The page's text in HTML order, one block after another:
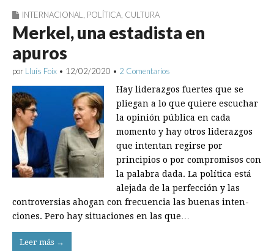
INTERNACIONAL POLÍTICA CULTURA
Merkel, una estadista en
apuros
por Lluís Foix • 12/02/2020 • 2 Comentarios
Hay liderazgos fuertes que se
pliegan a lo que quiere escuchar
la opinión pública en cada
momento y hay otros liderazgos
que intentan regirse por
principios o por compro­misos con
la palabra dada. La política está
alejada de la perfección y las
controversias ahogan con frecuencia las buenas inten­
ciones. Pero hay situaciones en las que…
Leer más →